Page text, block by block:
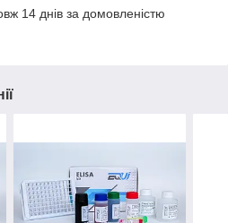
14 днів за домовленістю